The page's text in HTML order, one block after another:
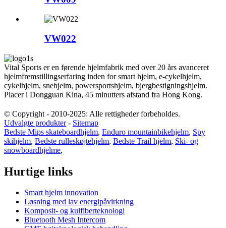
VW022
Vital Sports er en førende hjelmfabrik med over 20 års avanceret
hjelmfremstillingserfaring inden for smart hjelm, e-cykelhjelm,
cykelhjelm, snehjelm, powersportshjelm, bjergbestigningshjelm.
Placer i Dongguan Kina, 45 minutters afstand fra Hong Kong.
© Copyright - 2010-2025: Alle rettigheder forbeholdes.
Udvalgte produkter- Sitemap
Bedste Mips skateboardhjelm, Enduro mountainbikehjelm, Spy
skihjelm, Bedste rulleskøjtehjelm, Bedste Trail hjelm, Ski- og
snowboardhjelme,
Hurtige links
Smart hjelm innovation
Løsning med lav energipåvirkning
Komposit- og kulfiberteknologi
Bluetooth Mesh Intercom